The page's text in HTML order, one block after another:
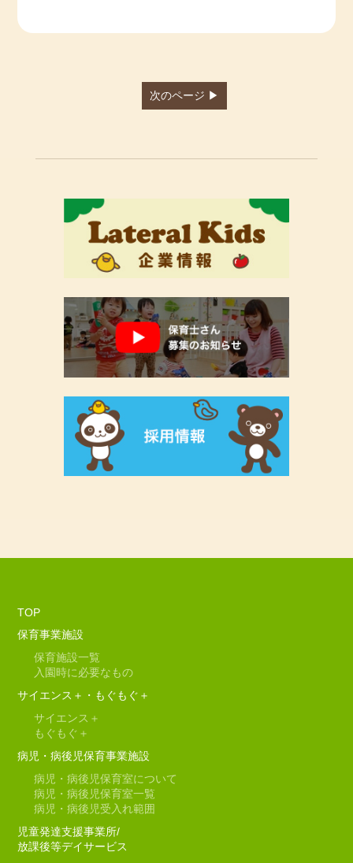
次のページ ▶
TOP
保育事業施設
保育施設一覧
入園時に必要なもの
サイエンス＋・もぐもぐ＋
サイエンス＋
もぐもぐ＋
病児・病後児保育事業施設
病児・病後児保育室について
病児・病後児保育室一覧
病児・病後児受入れ範囲
児童発達支援事業所/
放課後等デイサービス